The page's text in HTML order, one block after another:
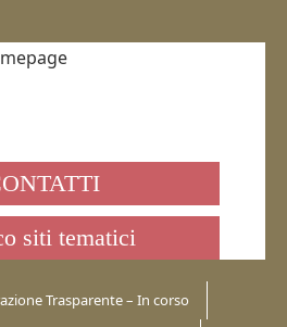
siti tematici
Trasparente – In corso